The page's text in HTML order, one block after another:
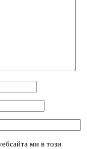
ми в този